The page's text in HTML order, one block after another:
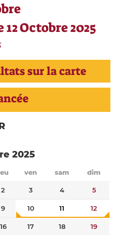
Octobre 2025
sur la carte
2025
ven sam dim
2 3 4 5
9 10 11 12
16 17 18 19